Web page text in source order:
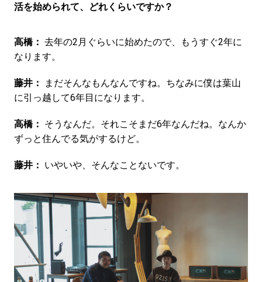
活を始められて、どれくらいですか？
高橋： 去年の2月ぐらいに始めたので、もうすぐ2年に
なります。
藤井：
まだそんなもんなんですね。ちなみに僕は葉山
に引っ越して6年目になります。
高橋： そうなんだ。それこそまだ6年なんだね。なんか
ずっと住んでる気がするけど。
藤井： いやいや、そんなことないです。